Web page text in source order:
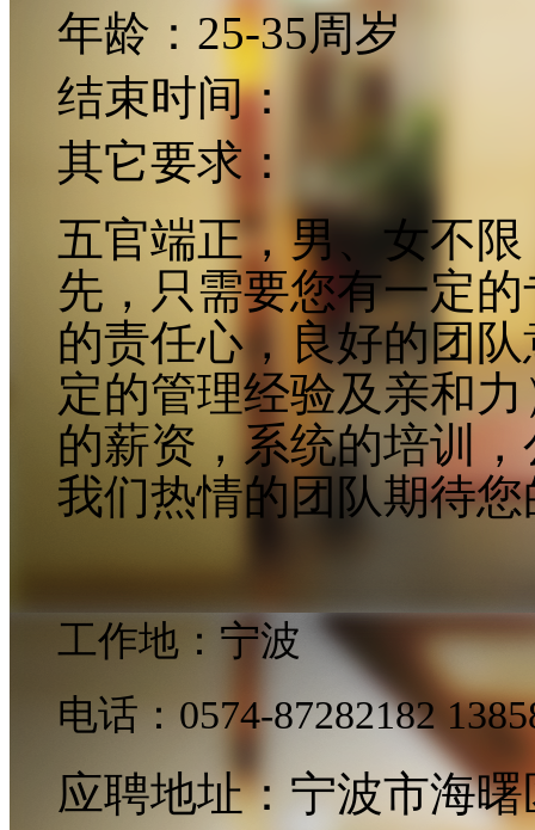
年龄： 25-35周岁
结束时间：
其它要求：
五官端正，男、女不
先，只需要您有一定
的责任心，良好的团
定的管理经验及亲和
的薪资，系统的培训
我们热情的团队期待
工作地：宁波
电话： 0574-87282182
应聘地址：宁波市海